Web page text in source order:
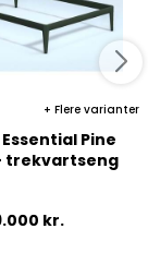
Flere varianter
Pine
trekvartseng
kr.